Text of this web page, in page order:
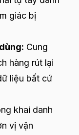
giác bị
Cung
hàng rút lại
liệu bất cứ
khai danh
vị vận